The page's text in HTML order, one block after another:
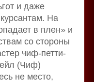
и даже
На
в плен» и
со стороны
чиф-петти-
(Чиф)
не место,